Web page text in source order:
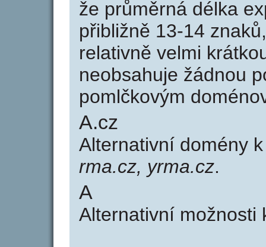
že průměrná délka
přibližně 13-14
relativně velmi
neobsahuje žádnou
pomlčkovým
A.cz
Alternativní domény
rma.cz, yrma.cz.
A
Alternativní možnosti